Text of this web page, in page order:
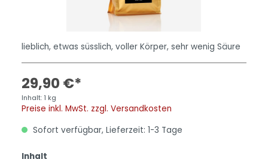
lieblich, etwas süsslich, voller Körper, sehr wenig Säure
29,90 €*
Inhalt: 1 kg
Preise inkl. MwSt. zzgl. Versandkosten
Sofort verfügbar, Lieferzeit: 1-3 Tage
Inhalt